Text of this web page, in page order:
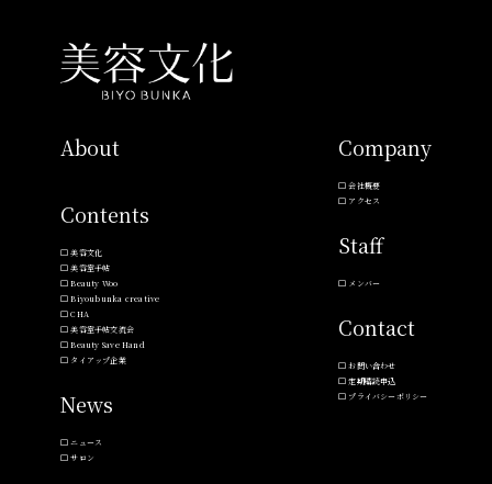
About
Contents
美容文化
美容室手帖
Beauty Woo
Biyoubunka creative
CHA
美容室手帖交流会
Beauty Save Hand
タイアップ企業
News
ニュース
サロン
Company
会社概要
アクセス
Staff
メンバー
Contact
お問い合わせ
定期購読申込
プライバシーポリシー